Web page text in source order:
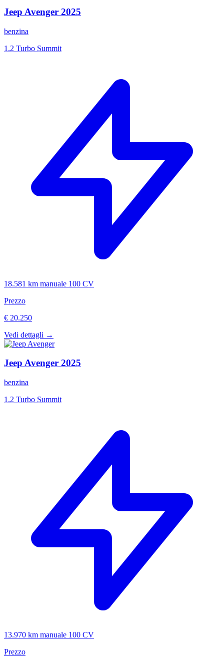
Jeep Avenger 2025
benzina
1.2 Turbo Summit
18.581 km manuale 100 CV
Prezzo
€ 20.250
Vedi dettagli →
Jeep Avenger 2025
benzina
1.2 Turbo Summit
13.970 km manuale 100 CV
Prezzo